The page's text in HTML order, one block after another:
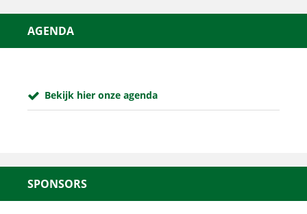
AGENDA
Bekijk hier onze agenda
SPONSORS